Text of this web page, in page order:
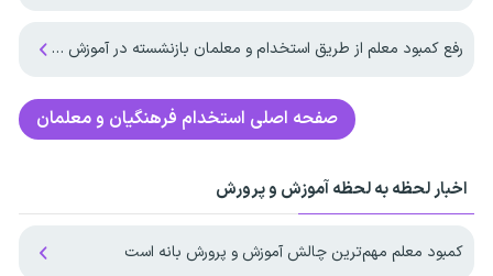
رفع کمبود معلم از طریق استخدام و معلمان بازنشسته در آموزش و پرورش
صفحه اصلی استخدام فرهنگیان و معلمان
اخبار لحظه به لحظه آموزش و پرورش
کمبود معلم مهم‌ترین چالش آموزش و پرورش بانه است